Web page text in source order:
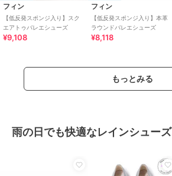
フィン
【低反発スポンジ入り】スク
エアトゥバレエシューズ
¥9,108
フィン
【低反発スポンジ入り】本革
ラウンドバレエシューズ
¥8,118
もっとみる
雨の日でも快適なレインシューズ